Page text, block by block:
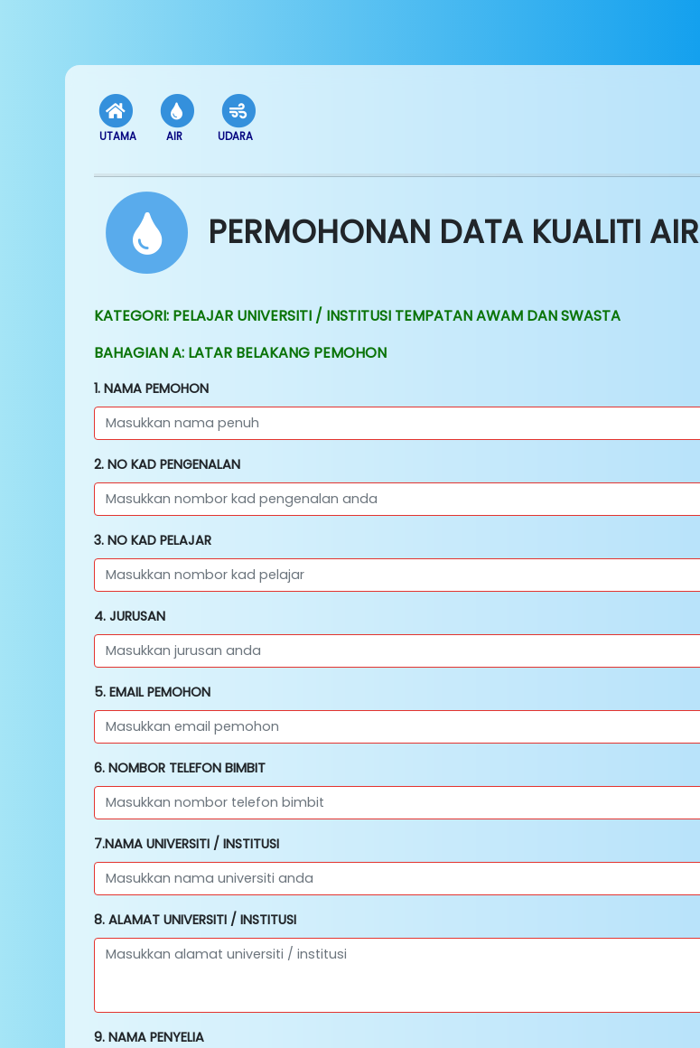
UTAMA AIR UDARA
PERMOHONAN DATA KUALITI AIR
KATEGORI: PELAJAR UNIVERSITI / INSTITUSI TEMPATAN AWAM DAN SWASTA
BAHAGIAN A: LATAR BELAKANG PEMOHON
1. NAMA PEMOHON
2. NO KAD PENGENALAN
3. NO KAD PELAJAR
4. JURUSAN
5. EMAIL PEMOHON
6. NOMBOR TELEFON BIMBIT
7.NAMA UNIVERSITI / INSTITUSI
8. ALAMAT UNIVERSITI / INSTITUSI
9. NAMA PENYELIA